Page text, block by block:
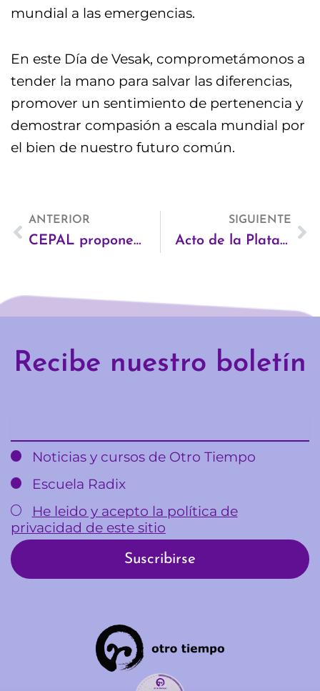
mundial a las emergencias.
En este Día de Vesak, comprometámonos a
tender la mano para salvar las diferencias,
promover un sentimiento de pertenencia y
demostrar compasión a escala mundial por
el bien de nuestro futuro común.
AntANTERIOR
CEPAL propone nuevo modelo de desarrollo para América Latina y el Caribe
SIGUIENTE
Acto de la Plataforma Feminista 7N sobre los compromisos de los partidos políticos con la violencia de género ante las elecciones generales del 26J
Recibe nuestro boletín
Noticias y cursos de Otro Tiempo
Escuela Radix
He leido y acepto la política de
privacidad de este sitio